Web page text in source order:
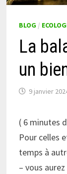
BLOG /
La
un
9 janvier
( 6 minutes
Pour celles
temps à
– vous